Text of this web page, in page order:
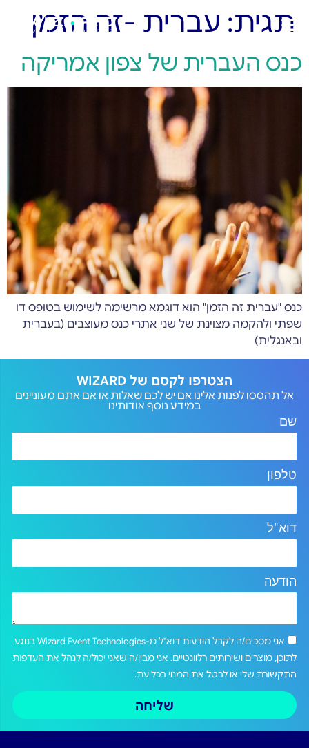
תגית: עברית -זה הזמן
כנס העברית של צפון אמריקה
כנס "עברית זה הזמן" הוא דוגמא מרשימה לשימוש בטופס דו
שפתי ולהקמה מצוינת של שני אתרי כנס מעוצבים (בעברית
ובאנגלית)
הצטרפו לקסם של WIZARD
אל תהססו לפנות אלינו אם יש לכם שאלות או אם אתם מעוניינים
במידע נוסף אודותינו
שם
טלפון
דוא"ל
הודעה
אני מסכים/ה לקבל הודעות דוא"ל מ-Wizard Event Technologies בנוגע
לתוכן, מוצרים ושירותים רלוונטיים. אני מבין/ה שאני יכול/ה לנהל את העדפות
התקשורת שלי או לבטל את המנוי בכל עת.
שליחה